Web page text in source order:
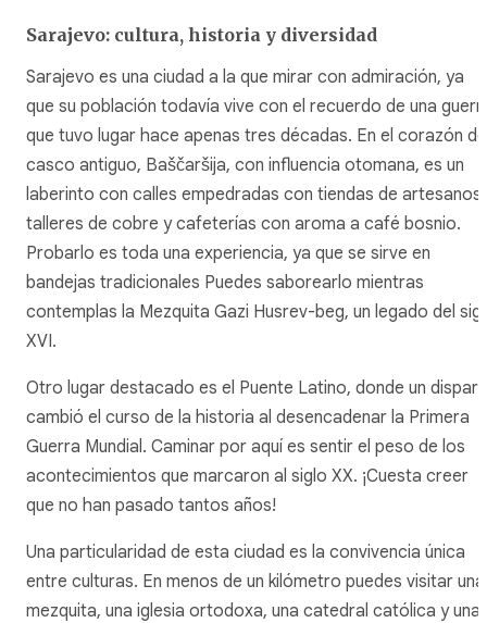
Sarajevo: cultura, historia y diversidad
Sarajevo es una ciudad a la que mirar con admiración, ya
que su población todavía vive con el recuerdo de una
que tuvo lugar hace apenas tres décadas. En el corazón
casco antiguo, Baščaršija, con influencia otomana, es un
laberinto con calles empedradas con tiendas de artesanos,
talleres de cobre y cafeterías con aroma a café bosnio.
Probarlo es toda una experiencia, ya que se sirve en
bandejas tradicionales Puedes saborearlo mientras
contemplas la Mezquita Gazi Husrev-beg, un legado del
XVI.
Otro lugar destacado es el Puente Latino, donde un
cambió el curso de la historia al desencadenar la Primera
Guerra Mundial. Caminar por aquí es sentir el peso de los
acontecimientos que marcaron al siglo XX. ¡Cuesta creer
que no han pasado tantos años!
Una particularidad de esta ciudad es la convivencia única
entre culturas. En menos de un kilómetro puedes visitar una
mezquita, una iglesia ortodoxa, una catedral católica y una